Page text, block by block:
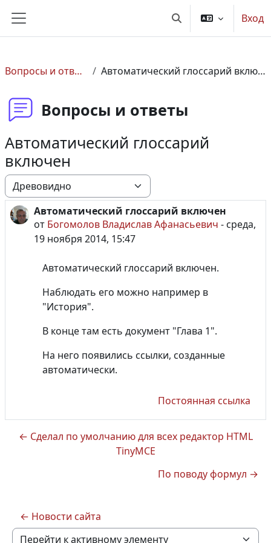
Боковая панель Изменить данные
Вход
Вопросы и ответы Автоматический глоссарий включен
Вопросы и ответы
Автоматический глоссарий
включен
Режим отображения
Автоматический глоссарий включен
от Богомолов Владислав Афанасьевич - среда,
19 ноября 2014, 15:47
Количество ответов: 0
Автоматический глоссарий включен.
Наблюдать его можно например в
"История".
В конце там есть документ "Глава 1".
На него появились ссылки, созданные
автоматически.
Постоянная ссылка
← Сделал по умолчанию для всех редактор HTML
TinyMCE
По поводу формул →
← Новости сайта